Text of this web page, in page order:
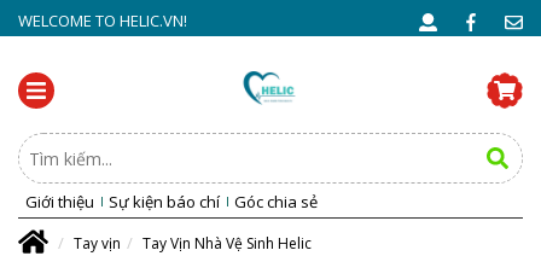
WELCOME TO HELIC.VN!
Giới thiệu Sự kiện báo chí Góc chia sẻ
Tay vịn Tay Vịn Nhà Vệ Sinh Helic